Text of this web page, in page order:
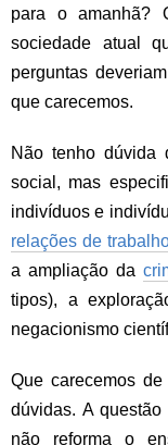
para o amanhã?
sociedade atual
perguntas
que carecemos.
Não tenho dúvida
social, mas
indivíduos e
relações de
a ampliação da
tipos), a
negacionismo
Que carecemos
dúvidas. A
não reforma o